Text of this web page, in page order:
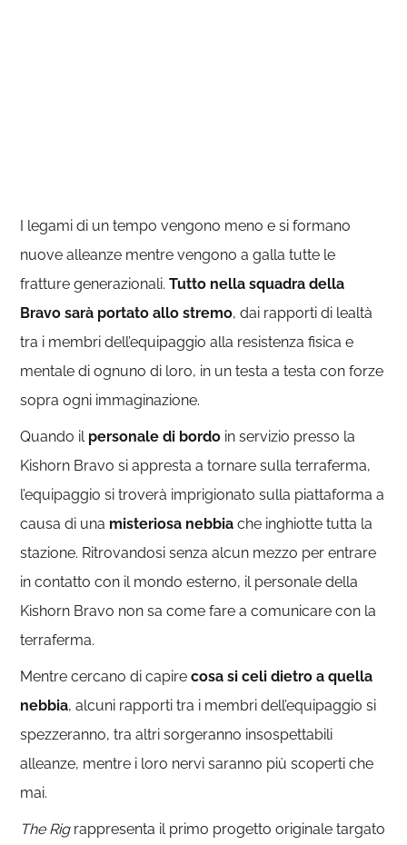
I legami di un tempo vengono meno e si formano
nuove alleanze mentre vengono a galla tutte le
fratture generazionali.Tutto nella squadra della
Bravo sarà portato allo stremo, dai rapporti di lealtà
tra i membri dell’equipaggio alla resistenza fisica e
mentale di ognuno di loro, in un testa a testa con forze
sopra ogni immaginazione.
Quando il personale di bordo in servizio presso la
Kishorn Bravo si appresta a tornare sulla terraferma,
l’equipaggio si troverà imprigionato sulla piattaforma a
causa di una misteriosa nebbia che inghiotte tutta la
stazione. Ritrovandosi senza alcun mezzo per entrare
in contatto con il mondo esterno, il personale della
Kishorn Bravo non sa come fare a comunicare con la
terraferma.
Mentre cercano di capirecosa si celi dietro a quella
nebbia, alcuni rapporti tra i membri dell’equipaggio si
spezzeranno, tra altri sorgeranno insospettabili
alleanze, mentre i loro nervi saranno più scoperti che
mai.
The Rigrappresenta il primo progetto originale targato